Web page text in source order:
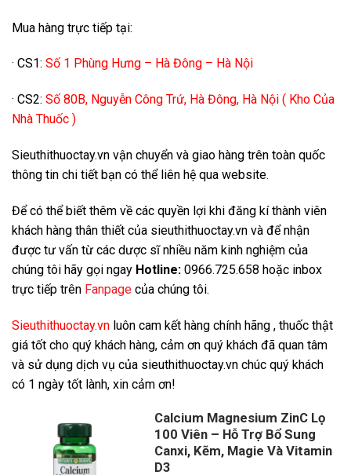
Mua hàng trực tiếp tại:
· CS1: Số 1 Phùng Hưng – Hà Đông – Hà Nội
· CS2: Số 80B, Nguyễn Công Trứ, Hà Đông, Hà Nội ( Kho Của
Nhà Thuốc )
Sieuthithuoctay.vn vận chuyển và giao hàng trên toàn quốc
thông tin chi tiết bạn có thể liên hệ qua website.
Để có thể biết thêm về các quyền lợi khi đăng kí thành viên
khách hàng thân thiết của sieuthithuoctay.vn và để nhận
được tư vấn từ các dược sĩ nhiều năm kinh nghiệm của
chúng tôi hãy gọi ngay Hotline: 0966.725.658 hoặc inbox
trực tiếp trên Fanpage của chúng tôi.
Sieuthithuoctay.vn luôn cam kết hàng chính hãng , thuốc thật
giá tốt cho quý khách hàng, cảm ơn quý khách đã quan tâm
và sử dụng dịch vụ của sieuthithuoctay.vn chúc quý khách
có 1 ngày tốt lành, xin cảm ơn!
Calcium Magnesium ZinC Lọ
100 Viên – Hỗ Trợ Bổ Sung
Canxi, Kẽm, Magie Và Vitamin
D3